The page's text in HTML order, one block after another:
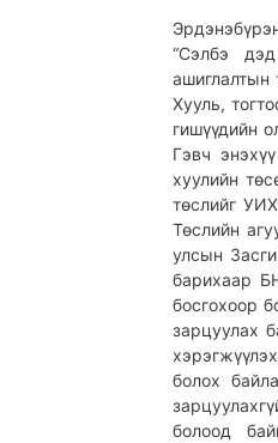
“Сэлбэ дэд
ашиглалтын
Хууль,
гишүүдийн
Гэвч
хуулийн
төслийг
Төслийн
улсын
барихаар
босгохоор
зарцуулах
болох
болоод